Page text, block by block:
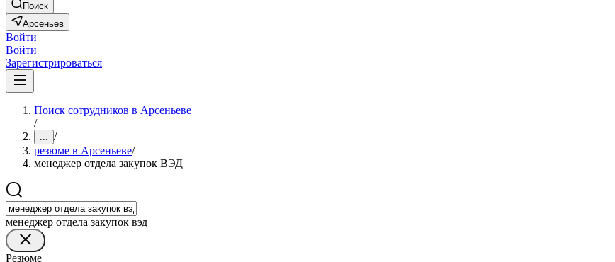
Поиск
Арсеньев
Войти
Войти
Зарегистрироваться
Поиск сотрудников в Арсеньеве
/
... /
резюме в Арсеньеве/
менеджер отдела закупок ВЭД
менеджер отдела закупок вэд
Резюме